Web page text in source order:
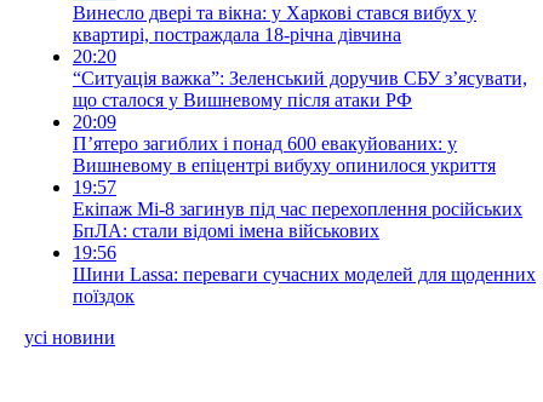
Винесло двері та вікна: у Харкові стався вибух у
квартирі, постраждала 18-річна дівчина
20:20
“Ситуація важка”: Зеленський доручив СБУ з’ясувати,
що сталося у Вишневому після атаки РФ
20:09
П’ятеро загиблих і понад 600 евакуйованих: у
Вишневому в епіцентрі вибуху опинилося укриття
19:57
Екіпаж Мі-8 загинув під час перехоплення російських
БпЛА: стали відомі імена військових
19:56
Шини Lassa: переваги сучасних моделей для щоденних
поїздок
усі новини